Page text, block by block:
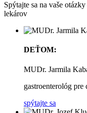
Spýtajte sa na vaše
lekárov
DEŤOM:
MUDr. Jarmila
gastroenterológ pre
spýtajte sa